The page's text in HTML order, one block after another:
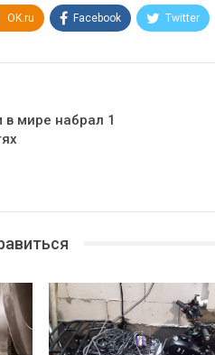
OK.ru Facebook Twitter
мире набрал 1